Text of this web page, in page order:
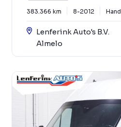
383.366 km 8-2012
Lenferink Auto's B.V.
Almelo